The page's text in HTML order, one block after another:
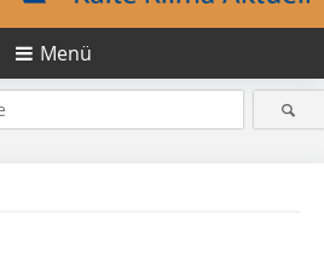
Menü